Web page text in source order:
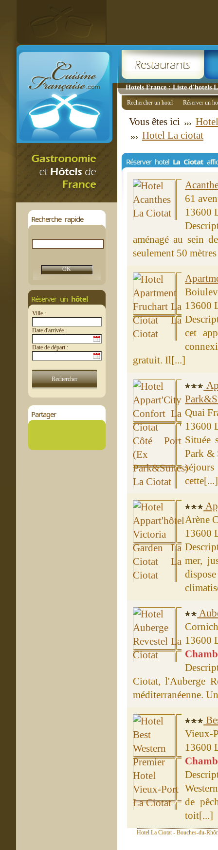
Hotels France : Liste d'hotels
Recherche rapide
Réserver un hôtel
Ville :
Date d'arrivée :
Date de départ :
Partager
Rechercher un hotel Réserver un
Vous êtes ici
Hotel La ciotat
Réserver hotel La Ciotat
61
13600
aménagé au sein
seulement 50
13600
cet
gratuit. Il[...]
Quai
13600
Située
Park &
cette[...]
Arène
13600
mer,
13600
Ciotat, l'Auberge
méditerranéenne.
Vieux-
13600
de
toit[...]
Hotel La Ciotat - Bouches-du-